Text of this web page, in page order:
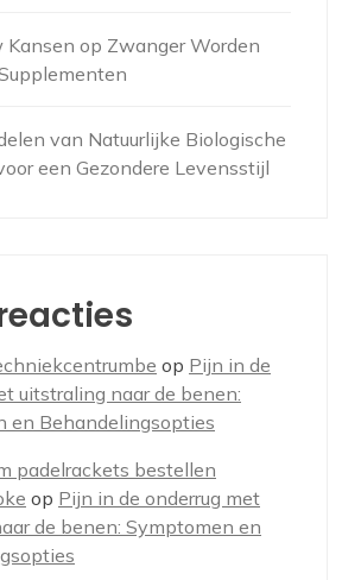
Kansen op Zwanger Worden
van Natuurlijke Biologische
een Gezondere Levensstijl
op Pijn in de
uitstraling naar de benen:
en Behandelingsopties
padelrackets bestellen
op Pijn in de onderrug met
de benen: Symptomen en